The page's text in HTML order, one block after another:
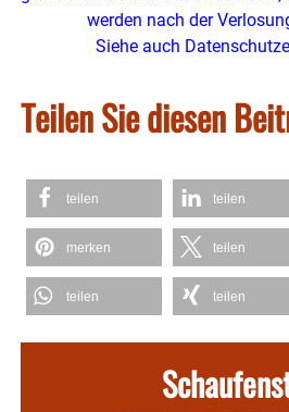
werden nach der
Siehe auch
Teilen Sie diesen
teilen teilen
merken teilen
teilen teilen